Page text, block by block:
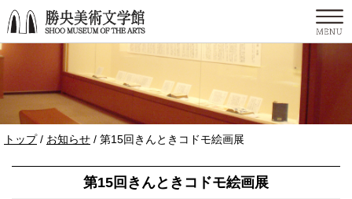
このページの本文へ
現
の
トップ/ お知らせ / 第15回きんときコドモ絵画展
第15回きんときコドモ絵画展